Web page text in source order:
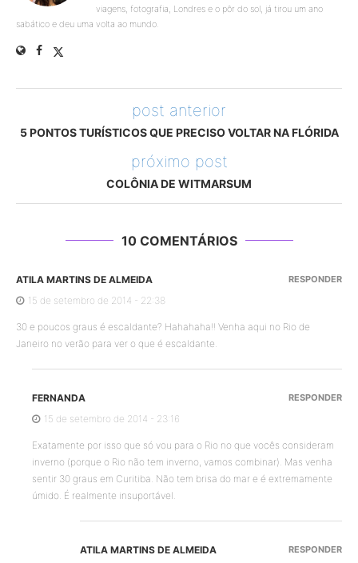
viagens, fotografia, Londres e o pôr do sol, já tirou um ano
sabático e deu uma volta ao mundo.
post anterior
5 PONTOS TURÍSTICOS QUE PRECISO VOLTAR NA FLÓRIDA
próximo post
COLÔNIA DE WITMARSUM
10 COMENTÁRIOS
ATILA MARTINS DE ALMEIDA
15 de setembro de 2014 - 22:38
30 e poucos graus é escaldante? Hahahaha!! Venha aqui no Rio de
Janeiro no verão para ver o que é escaldante.
RESPONDER
FERNANDA
15 de setembro de 2014 - 23:16
Exatamente por isso que só vou para o Rio no que vocês consideram
inverno (porque o Rio não tem inverno, vamos combinar). Mas venha
sentir 30 graus em Curitiba. Não tem brisa do mar e é extremamente
úmido. É realmente insuportável.
RESPONDER
ATILA MARTINS DE ALMEIDA
RESPONDER